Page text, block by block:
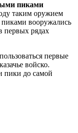
пиками
таким оружием
вооружались
первых рядах
первые
войско.
пики до самой